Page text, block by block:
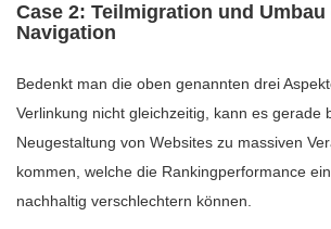
Case 2: Teilmigration und
Navigation
Bedenkt man die oben genannten drei
Verlinkung nicht gleichzeitig, kann es gerade
Neugestaltung von Websites zu massiven
kommen, welche die Rankingperformance
nachhaltig verschlechtern können.